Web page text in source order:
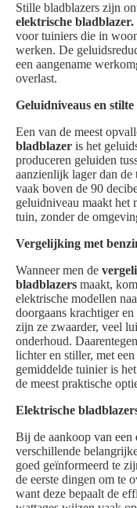
Stille bladblazers zijn
elektrische bladblazer.
voor tuiniers die in
werken. De
een aangename
overlast.
Geluidniveaus en
Een van de meest
bladblazer is het
produceren geluiden
aanzienlijk lager dan de
vaak boven de 90
geluidniveau maakt het
tuin, zonder de
Vergelijking met
Wanneer men de
bladblazers maakt,
elektrische modellen
doorgaans krachtiger
zijn ze zwaarder, veel
onderhoud.
lichter en stiller, met
gemiddelde tuinier is
de meest praktische
Elektrische
Bij de aankoop van een
verschillende
goed geïnformeerd te
de eerste dingen om te
want deze bepaalt de